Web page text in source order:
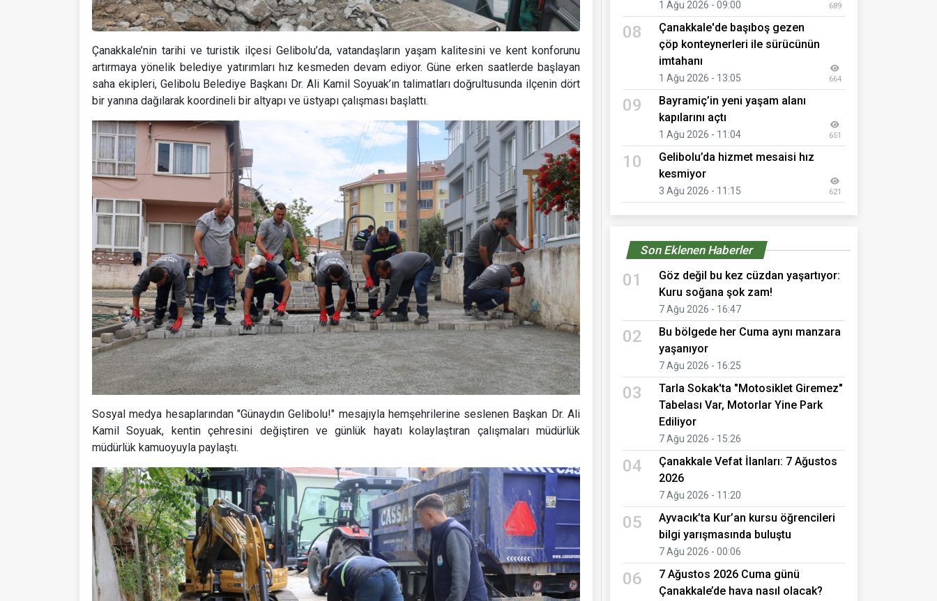
Çanakkale’nin tarihi ve turistik ilçesi Gelibolu’da, vatandaşların yaşam kalitesini ve kent konforunu
artırmaya yönelik belediye yatırımları hız kesmeden devam ediyor. Güne erken saatlerde başlayan
saha ekipleri, Gelibolu Belediye Başkanı Dr. Ali Kamil Soyuak’ın talimatları doğrultusunda ilçenin dört
bir yanına dağılarak koordineli bir altyapı ve üstyapı çalışması başlattı.
Sosyal medya hesaplarından "Günaydın Gelibolu!" mesajıyla hemşehrilerine seslenen Başkan Dr. Ali
Kamil Soyuak, kentin çehresini değiştiren ve günlük hayatı kolaylaştıran çalışmaları müdürlük
müdürlük kamuoyuyla paylaştı.
1 Ağu 2026 - 09:00 689
08
Çanakkale'de başıboş gezen
çöp konteynerleri ile sürücünün
imtahanı
1 Ağu 2026 - 13:05 664
09
Bayramiç’in yeni yaşam alanı
kapılarını açtı
1 Ağu 2026 - 11:04 651
10
Gelibolu’da hizmet mesaisi hız
kesmiyor
3 Ağu 2026 - 11:15 621
Son Eklenen Haberler
01
Göz değil bu kez cüzdan yaşartıyor:
Kuru soğana şok zam!
7 Ağu 2026 - 16:47
02
Bu bölgede her Cuma aynı manzara
yaşanıyor
7 Ağu 2026 - 16:25
03
Tarla Sokak'ta "Motosiklet Giremez"
Tabelası Var, Motorlar Yine Park
Ediliyor
7 Ağu 2026 - 15:26
04
Çanakkale Vefat İlanları: 7 Ağustos
2026
7 Ağu 2026 - 11:20
05
Ayvacık’ta Kur’an kursu öğrencileri
bilgi yarışmasında buluştu
7 Ağu 2026 - 00:06
06
7 Ağustos 2026 Cuma günü
Çanakkale’de hava nasıl olacak?